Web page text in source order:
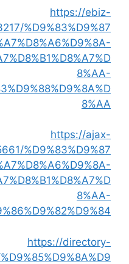
https://ebiz-
%D9%83%D9%87
8%AA-
8%AA
https://ajax-
%D9%83%D9%87
8%AA-
https://directory-